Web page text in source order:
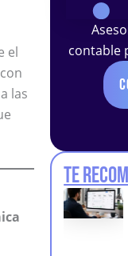
el
las
contable
Te